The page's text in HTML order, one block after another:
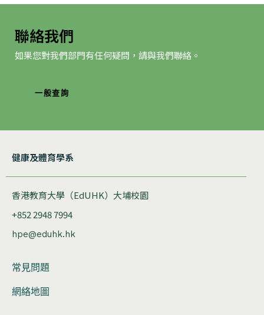
聯絡我們
如果您對我們部門有任何疑問，請與我們聯絡。
一般查詢
健康及體育學系
香港教育大學（EdUHK）大埔校園
+852 2948 7994
hpe@eduhk.hk
常見問題
網絡地圖